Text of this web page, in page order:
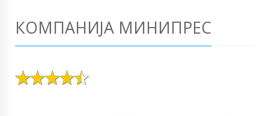
КОМПАНИЈА МИНИПРЕС